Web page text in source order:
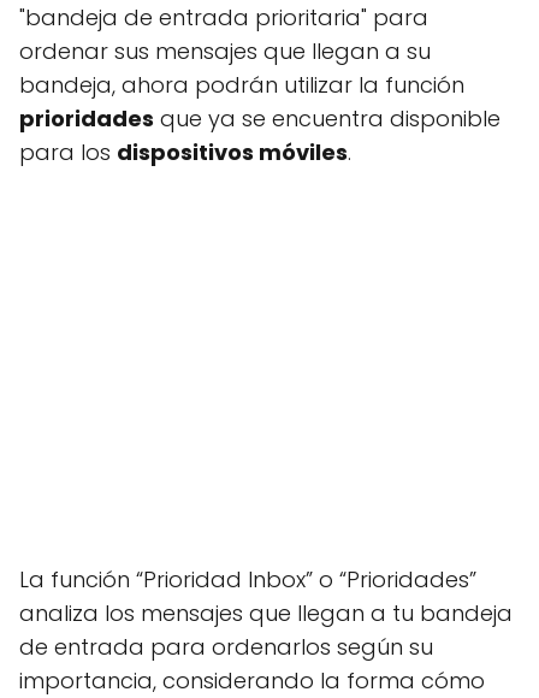
"bandeja de entrada prioritaria" para
ordenar sus mensajes que llegan a su
bandeja, ahora podrán utilizar la función
prioridades que ya se encuentra disponible
para los dispositivos móviles.
La función “Prioridad Inbox” o “Prioridades”
analiza los mensajes que llegan a tu bandeja
de entrada para ordenarlos según su
importancia, considerando la forma cómo